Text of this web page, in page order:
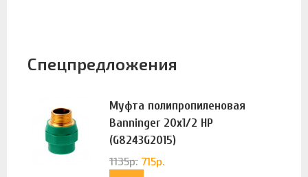
Спецпредложения
Муфта полипропиленовая
Banninger 20х1/2 НР
(G8243G2015)
1135р. 715р.